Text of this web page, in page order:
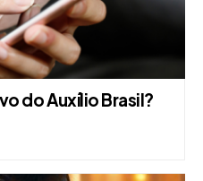
do Auxílio Brasil?